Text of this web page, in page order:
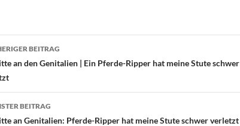
BEITRAG
an den Genitalien | Ein Pferde-Ripper hat meine Stute schwer
BEITRAG
an Genitalien: Pferde-Ripper hat meine Stute schwer verletzt